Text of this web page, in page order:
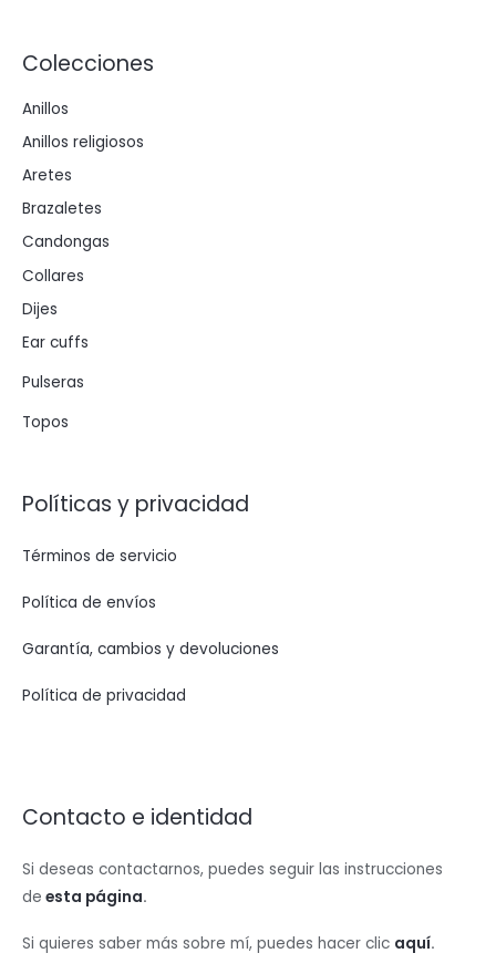
Colecciones
Anillos
Anillos religiosos
Aretes
Brazaletes
Candongas
Collares
Dijes
Ear cuffs
Pulseras
Topos
Políticas y privacidad
Términos de servicio
Política de envíos
Garantía, cambios y devoluciones
Política de privacidad
Contacto e identidad
Si deseas contactarnos, puedes seguir las instrucciones
de esta página.
Si quieres saber más sobre mí, puedes hacer clic aquí.